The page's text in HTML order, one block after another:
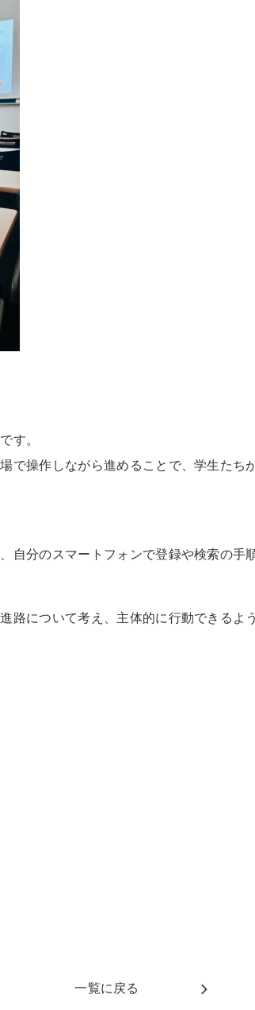
す。
で操作しながら進めることで、学生たち
自分のスマートフォンで登録や検索の手
路について考え、主体的に行動できるよ
一覧に戻る